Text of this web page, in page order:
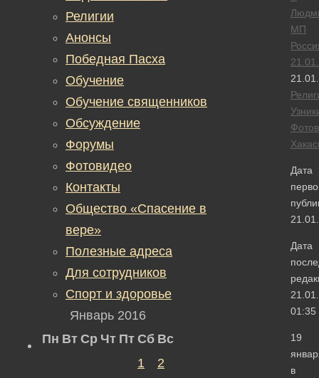
МП
Дата
Дата
01:35
19
в
Религии
Анонсы
Победная Пасха
Обучение
Обучение священников
Обсуждение
Форумы
Фотовидео
Контакты
Общество «Спасение в
вере»
Полезные адреса
Для сотрудников
Спорт и здоровье
Январь 2016
Пн Вт Ср Чт Пт Сб Вс
1
2